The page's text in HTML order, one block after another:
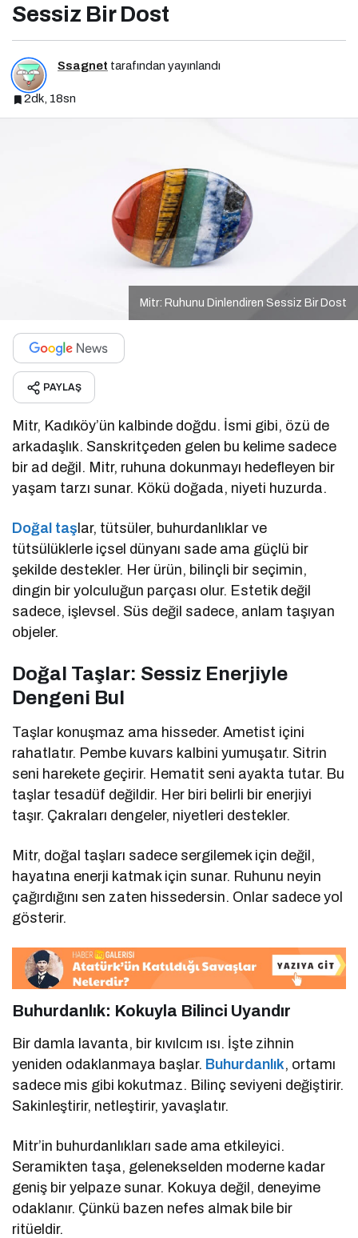
Sessiz Bir Dost
Ssagnet tarafından yayınlandı
2dk, 18sn
Mitr: Ruhunu Dinlendiren Sessiz Bir Dost
PAYLAŞ
Mitr, Kadıköy’ün kalbinde doğdu. İsmi gibi, özü de
arkadaşlık. Sanskritçeden gelen bu kelime sadece
bir ad değil. Mitr, ruhuna dokunmayı hedefleyen bir
yaşam tarzı sunar. Kökü doğada, niyeti huzurda.
Doğal taşlar, tütsüler, buhurdanlıklar ve
tütsülüklerle içsel dünyanı sade ama güçlü bir
şekilde destekler. Her ürün, bilinçli bir seçimin,
dingin bir yolculuğun parçası olur. Estetik değil
sadece, işlevsel. Süs değil sadece, anlam taşıyan
objeler.
Doğal Taşlar: Sessiz Enerjiyle
Dengeni Bul
Taşlar konuşmaz ama hisseder. Ametist içini
rahatlatır. Pembe kuvars kalbini yumuşatır. Sitrin
seni harekete geçirir. Hematit seni ayakta tutar. Bu
taşlar tesadüf değildir. Her biri belirli bir enerjiyi
taşır. Çakraları dengeler, niyetleri destekler.
Mitr, doğal taşları sadece sergilemek için değil,
hayatına enerji katmak için sunar. Ruhunu neyin
çağırdığını sen zaten hissedersin. Onlar sadece yol
gösterir.
Buhurdanlık: Kokuyla Bilinci Uyandır
Bir damla lavanta, bir kıvılcım ısı. İşte zihnin
yeniden odaklanmaya başlar. Buhurdanlık, ortamı
sadece mis gibi kokutmaz. Bilinç seviyeni değiştirir.
Sakinleştirir, netleştirir, yavaşlatır.
Mitr’in buhurdanlıkları sade ama etkileyici.
Seramikten taşa, gelenekselden moderne kadar
geniş bir yelpaze sunar. Kokuya değil, deneyime
odaklanır. Çünkü bazen nefes almak bile bir
ritüeldir.